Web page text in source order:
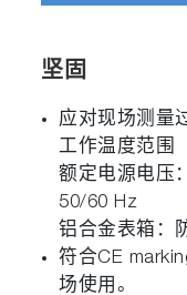
坚固
应对现场测
工作温度范
额定电源电压
50/60
铝合金表箱：
符合CE
场使用。